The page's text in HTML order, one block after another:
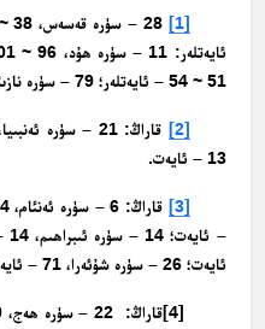
[1]
51 ~ 54 – ئايەتلەر؛ 79 – سۈرە نازىئات، 23 – ۋە 24 – ئايەتلەر.
[2]
13 – ئايەت.
[3]
ئايەت؛ 26 – سۈرە شۇئەرا، 71 – ئايەت.